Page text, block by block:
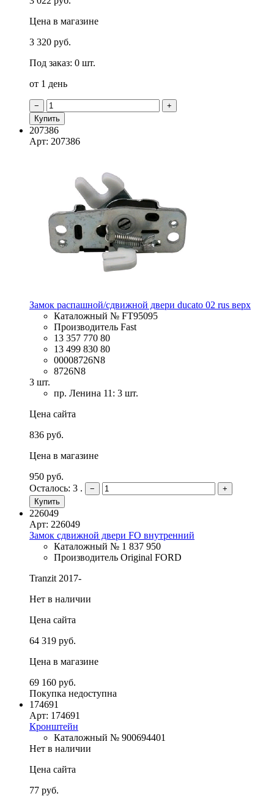
Цена в магазине
3 320 руб.
Под заказ: 0 шт.
от 1 день
−
+
Купить
207386
Арт: 207386
Замок распашной/сдвижной двери ducato 02 rus верх
Каталожный № FT95095
Производитель Fast
13 357 770 80
13 499 830 80
00008726N8
8726N8
3 шт.
пр. Ленина 11: 3 шт.
Цена сайта
836 руб.
Цена в магазине
950 руб.
Осталось: 3 .
−
+
Купить
226049
Арт: 226049
Замок сдвижной двери FO внутренний
Каталожный № 1 837 950
Производитель Original FORD
Tranzit 2017-
Нет в наличии
Цена сайта
64 319 руб.
Цена в магазине
69 160 руб.
Покупка недоступна
174691
Арт: 174691
Кронштейн
Каталожный № 900694401
Нет в наличии
Цена сайта
77 руб.